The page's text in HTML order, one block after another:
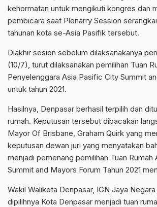
kehormatan untuk mengikuti kongres dan
pembicara saat Plenarry Session
tahunan kota se-Asia Pasifik tersebut.
Diakhir sesion sebelum dilaksanakanya
(10/7), turut dilaksanakan pemilihan Tuan
Penyelenggara Asia Pasific City Summit
untuk tahun 2021.
Hasilnya, Denpasar berhasil terpilih dan
rumah. Keputusan tersebut dibacakan
Mayor Of Brisbane, Graham Quirk yang
keputusan dewan juri yang menyatakan
menjadi pemenang pemilihan Tuan
Summit and Mayors Forum Tahun 2021
Wakil Walikota Denpasar, IGN Jaya
dipilihnya Kota Denpasar menjadi tuan